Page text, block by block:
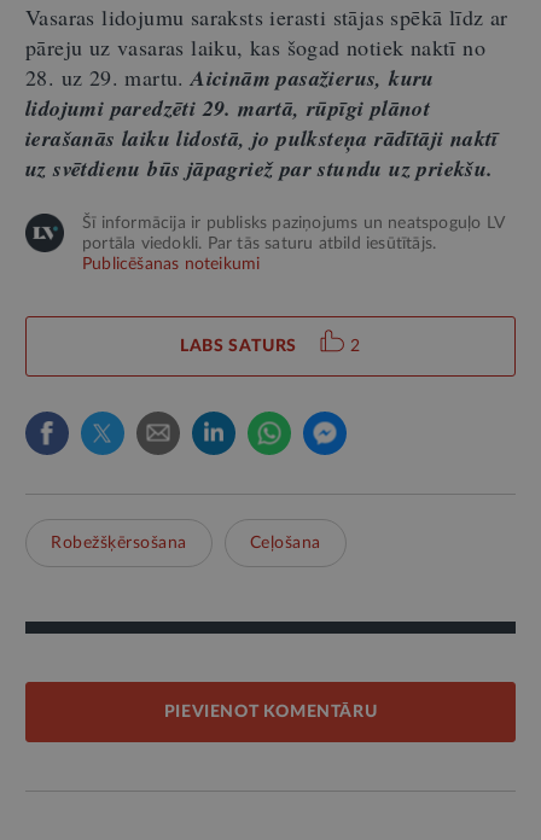
Vasaras lidojumu saraksts ierasti stājas spēkā līdz ar
pāreju uz vasaras laiku, kas šogad notiek naktī no
28. uz 29. martu.Aicinām pasažierus, kuru
lidojumi paredzēti 29. martā, rūpīgi plānot
ierašanās laiku lidostā, jo pulksteņa rādītāji naktī
uz svētdienu būs jāpagriež par stundu uz priekšu.
Šī informācija ir publisks paziņojums un neatspoguļo LV
portāla viedokli. Par tās saturu atbild iesūtītājs.
Publicēšanas noteikumi
LABS SATURS 2
Robežšķērsošana Ceļošana
PIEVIENOT KOMENTĀRU